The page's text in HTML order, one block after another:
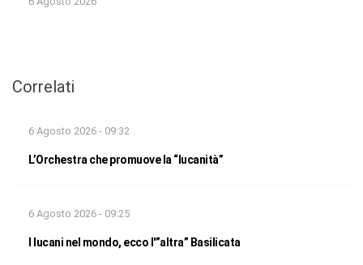
Correlati
6 Agosto 2026 - 09:32
L’Orchestra che promuove la “lucanità”
6 Agosto 2026 - 09:25
I lucani nel mondo, ecco l'”altra” Basilicata